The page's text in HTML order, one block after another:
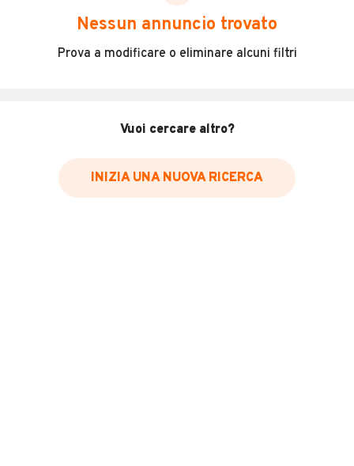
scegliere in modo trasparente e sicuro, come:
Incidenti in cui è stato coinvolto il veicolo
Data e luogo delle revisioni effettuate
Inserisci il numero di targa per verificare la disponibilità
Nessun annuncio trovato
Prova a modificare o eliminare alcuni filtri
Vuoi cercare altro?
INIZIA UNA NUOVA RICERCA